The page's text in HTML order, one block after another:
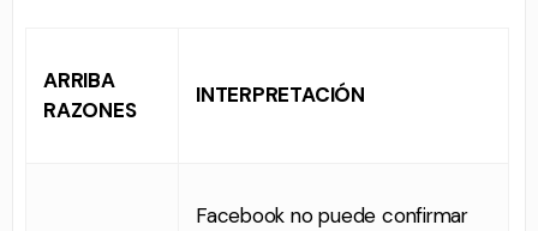
ARRIBA
RAZONES
INTERPRETACIÓN
Facebook no puede confirmar